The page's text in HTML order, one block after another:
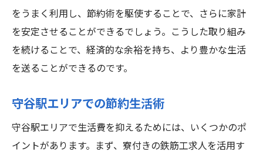
をうまく利用し、節約術を駆使することで、さらに家計
を安定させることができるでしょう。こうした取り組み
を続けることで、経済的な余裕を持ち、より豊かな生活
を送ることができるのです。
守谷駅エリアでの節約生活術
守谷駅エリアで生活費を抑えるためには、いくつかのポ
イントがあります。まず、寮付きの鉄筋工求人を活用す